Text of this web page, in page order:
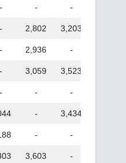
- - -
- 2,802 3,203
- 2,936 -
- 3,059 3,523
- - -
- 3,434
- -
3,603 -